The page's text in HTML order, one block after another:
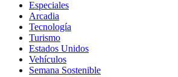
Especiales
Arcadia
Tecnología
Turismo
Estados Unidos
Vehículos
Semana Sostenible